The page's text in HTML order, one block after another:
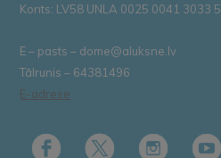
Konts: LV58 UNLA 0025 0041 3033 5
E – pasts – dome@aluksne.lv
Tālrunis – 64381496
E-adrese